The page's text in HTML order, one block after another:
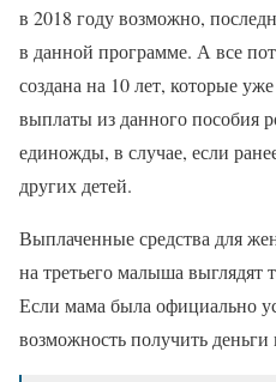
в 2018 году возможно,
в данной программе. А все
создана на 10 лет, которые
выплаты из данного пособия
единожды, в случае, если
других детей.
Выплаченные средства для
на третьего малыша выглядят
Если мама была официально
возможность получить